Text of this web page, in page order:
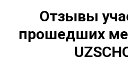
Отзывы
прошедших